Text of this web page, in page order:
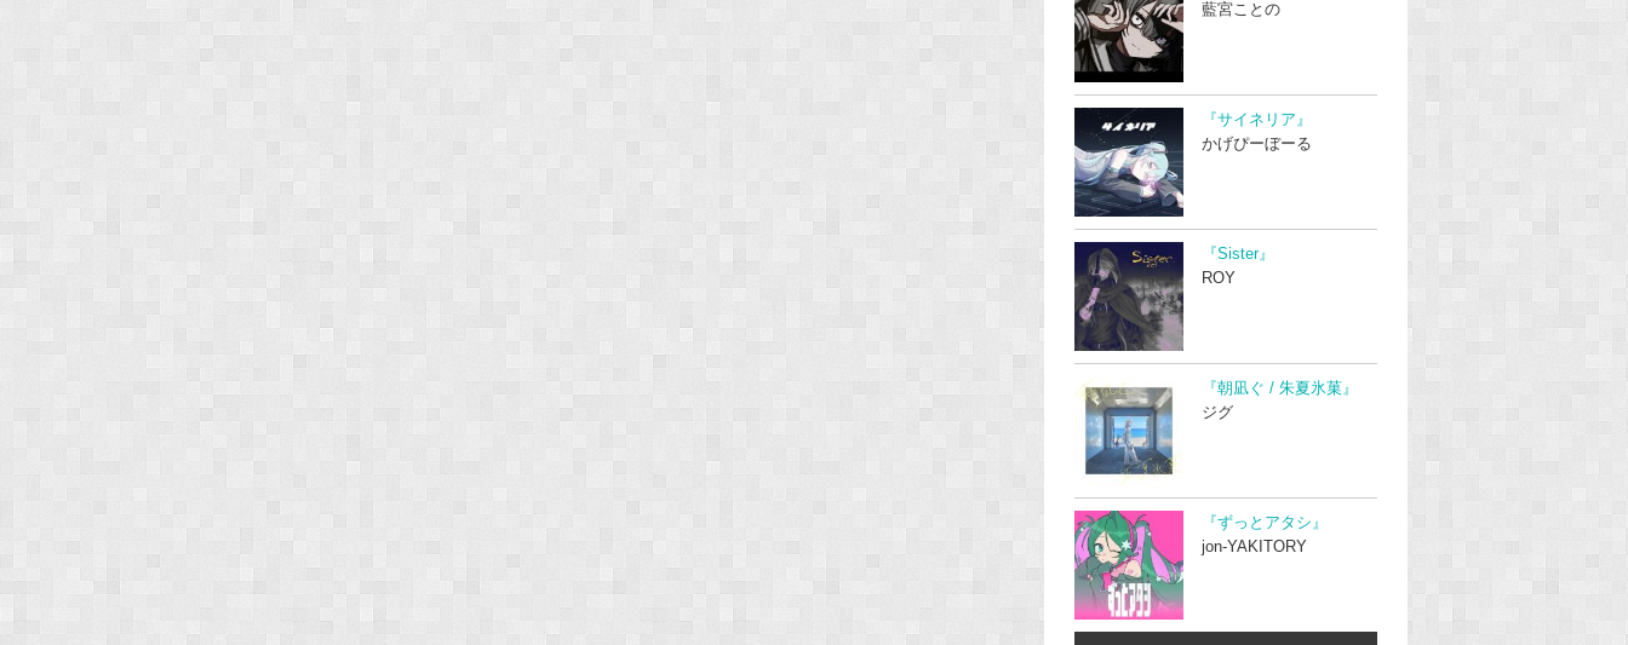
藍宮ことの
『サイネリア』
かげぴーぼーる
『Sister』
ROY
『朝凪ぐ / 朱夏氷菓』
ジグ
『ずっとアタシ』
jon-YAKITORY